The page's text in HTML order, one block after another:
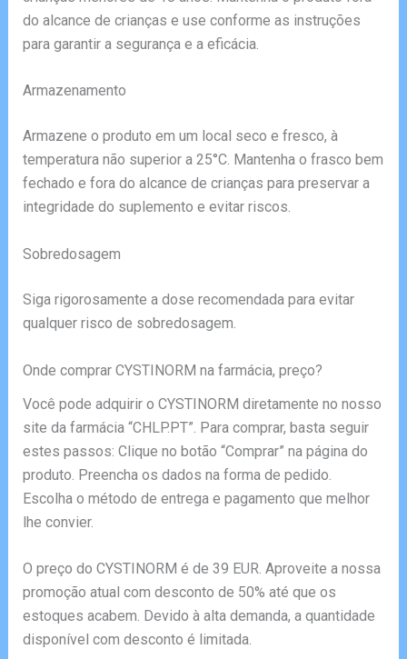
do alcance de crianças e use conforme as instruções
para garantir a segurança e a eficácia.
Armazenamento
Armazene o produto em um local seco e fresco, à
temperatura não superior a 25°C. Mantenha o frasco bem
fechado e fora do alcance de crianças para preservar a
integridade do suplemento e evitar riscos.
Sobredosagem
Siga rigorosamente a dose recomendada para evitar
qualquer risco de sobredosagem.
Onde comprar CYSTINORM na farmácia, preço?
Você pode adquirir o CYSTINORM diretamente no nosso
site da farmácia “CHLP.PT”. Para comprar, basta seguir
estes passos: Clique no botão “Comprar” na página do
produto. Preencha os dados na forma de pedido.
Escolha o método de entrega e pagamento que melhor
lhe convier.
O preço do CYSTINORM é de 39 EUR. Aproveite a nossa
promoção atual com desconto de 50% até que os
estoques acabem. Devido à alta demanda, a quantidade
disponível com desconto é limitada.